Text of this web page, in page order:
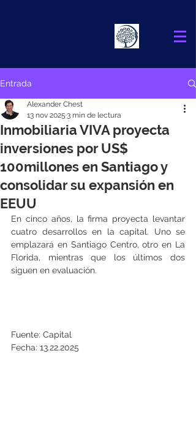
Entrada
Inmobiliaria VIVA proyecta
inversiones por US$
100millones en Santiago y
consolidar su expansión en
EEUU
Alexander Chest
13 nov 2025 3 min de lectura
En cinco años, la firma proyecta levantar
cuatro desarrollos en la capital. Uno se
emplazará en Santiago Centro, otro en La
Florida, mientras que los últimos dos
siguen en evaluación.
Fuente: Capital
Fecha: 13.22.2025